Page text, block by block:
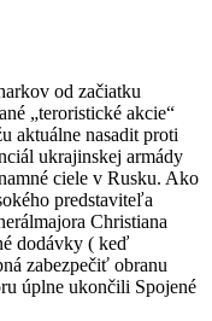
od začiatku
é „teroristické akcie“
aktuálne nasadit proti
ál ukrajinskej armády
é ciele v Rusku. Ako
ého predstaviteľa
álmajora Christiana
dodávky ( keď
zabezpečiť obranu
úplne ukončili Spojené